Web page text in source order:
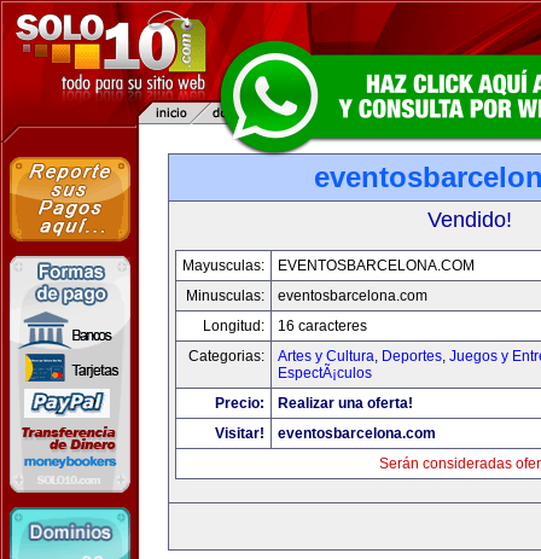
Vendido!
Mayusculas:
EVENTOSBARCELONA.COM
Minusculas:
eventosbarcelona.com
Longitud:
16 caracteres
Categorias:
Artes y Cultura, Deportes, Juegos y
EspectÃ¡culos
Precio:
Realizar una oferta!
Visitar!
eventosbarcelona.com
Serán consideradas